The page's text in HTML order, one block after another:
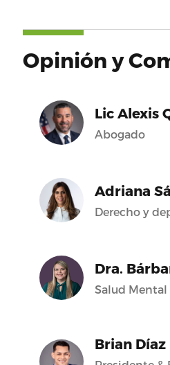
Opinión y
Lic Alexis
Abogado
Adriana
Derecho y
Dra.
Salud Mental
Brian Díaz